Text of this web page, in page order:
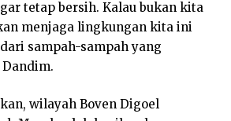
tetap bersih. Kalau bukan kita
menjaga lingkungan kita ini
sampah-sampah yang
wilayah Boven Digoel